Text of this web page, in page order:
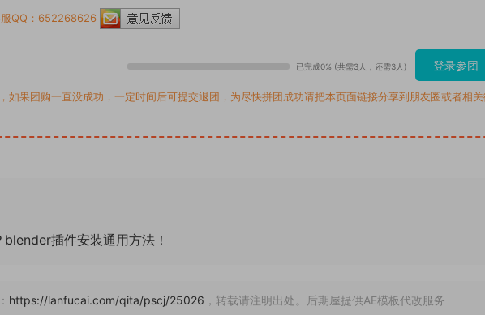
QQ：652268626
已完成0% (共需3人，还需3人) 登录参团
如果团购一直没成功，一定时间后可提交退团，为尽快拼团成功请把本页面链接分享到朋友圈或者相
插件安装通用方法！
https://lanfucai.com/qita/pscj/25026 ，转载请注明出处。后期屋提供AE模板代改服务